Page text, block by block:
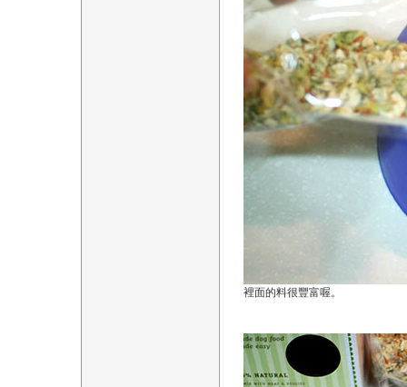
裡面的料很豐富喔。